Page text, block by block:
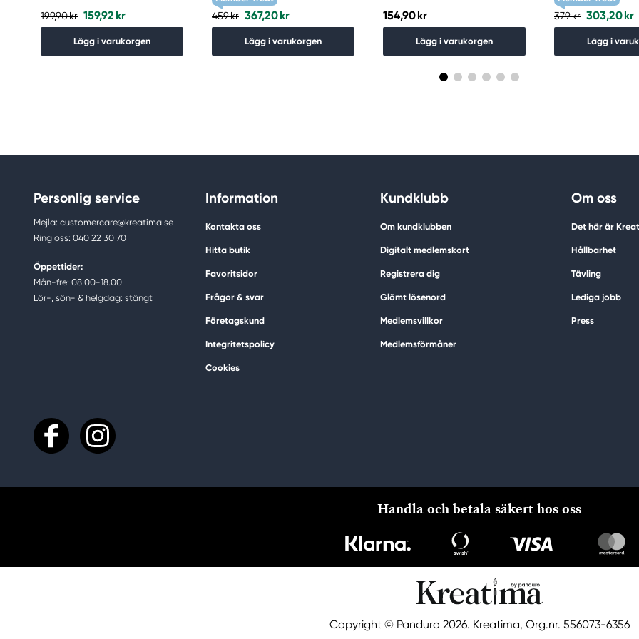
199,90 kr 159,92 kr
Lägg i varukorgen
459 kr 367,20 kr
Lägg i varukorgen
154,90 kr
Lägg i varukorgen
379 kr 303,20 kr
Lägg i
Personlig service
Mejla: customercare@kreatima.se
Ring oss: 040 22 30 70
Öppettider:
Mån-fre: 08.00-18.00
Lör-, sön- & helgdag: stängt
Information
Kontakta oss
Hitta butik
Favoritsidor
Frågor & svar
Företagskund
Integritetspolicy
Cookies
Kundklubb
Om kundklubben
Digitalt medlemskort
Registrera dig
Glömt lösenord
Medlemsvillkor
Medlemsförmåner
Om oss
Det här är
Hållbarhet
Tävling
Lediga jobb
Press
Handla och betala säkert hos oss
Copyright © Panduro 2026. Kreatima, Org.nr. 556073-6356